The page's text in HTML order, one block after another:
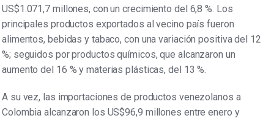
US$1.071,7 millones, con un crecimiento del 6,8 %. Los
principales productos exportados al vecino país fueron
alimentos, bebidas y tabaco, con una variación positiva del 12
%; seguidos por productos químicos, que alcanzaron un
aumento del 16 % y materias plásticas, del 13 %.
A su vez, las importaciones de productos venezolanos a
Colombia alcanzaron los US$96,9 millones entre enero y